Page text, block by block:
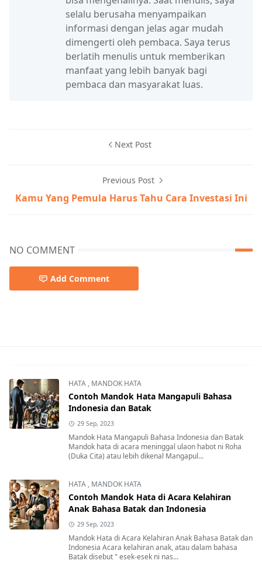
selalu berusaha menyampaikan
informasi dengan jelas agar mudah
dimengerti oleh pembaca. Saya terus
berlatih menulis untuk memberikan
manfaat yang lebih banyak bagi
pembaca dan masyarakat luas.
Next Post
Previous Post
Kamu Yang Pemula Harus Tahu Cara Investasi Ini
NO COMMENT
Add Comment
HATA , MANDOK HATA
Contoh Mandok Hata Mangapuli Bahasa
Indonesia dan Batak
29 Sep, 2023
Mandok Hata Mangapuli Bahasa Indonesia dan Batak
Mandok hata di acara meninggal ulaon habot ni Roha
(Duka Cita) atau lebih dikenal Mangapul...
HATA , MANDOK HATA
Contoh Mandok Hata di Acara Kelahiran
Anak Bahasa Batak dan Indonesia
29 Sep, 2023
Mandok Hata di Acara Kelahiran Anak Bahasa Batak dan
Indonesia Acara kelahiran anak, atau dalam bahasa
Batak disebut " esek-esek ni nas...